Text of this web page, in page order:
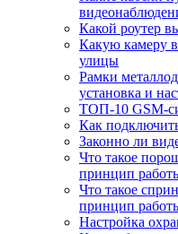
Какой роутер
Какую камеру
улицы
Рамки
установка и
ТОП-10 GSM-
Как
Законно ли
Что такое
принцип
Что такое
принцип
Настройка